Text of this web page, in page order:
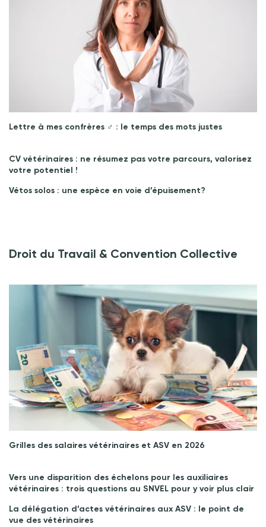
Lettre à mes confrères ♂︎ : le temps des mots justes
CV vétérinaires : ne résumez pas votre parcours, valorisez
votre potentiel !
Vétos solos : une espèce en voie d’épuisement?
Droit du Travail & Convention Collective
Grilles des salaires vétérinaires et ASV en 2026
Vers une disparition des échelons pour les auxiliaires
vétérinaires : trois questions au SNVEL pour y voir plus clair
La délégation d’actes vétérinaires aux ASV : le point de
vue des vétérinaires